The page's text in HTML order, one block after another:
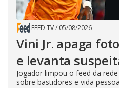
FEED TV/ 05/08/2026
Vini Jr. apaga
e levanta
Jogador limpou o feed da
sobre bastidores e vida